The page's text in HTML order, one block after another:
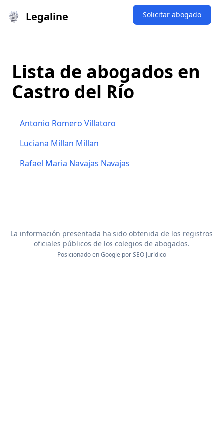
Legaline Solicitar abogado
Lista de abogados en
Castro del Río
Antonio Romero Villatoro
Luciana Millan Millan
Rafael Maria Navajas Navajas
La información presentada ha sido obtenida de los registros
oficiales públicos de los colegios de abogados.
Posicionado en Google porSEO Jurídico